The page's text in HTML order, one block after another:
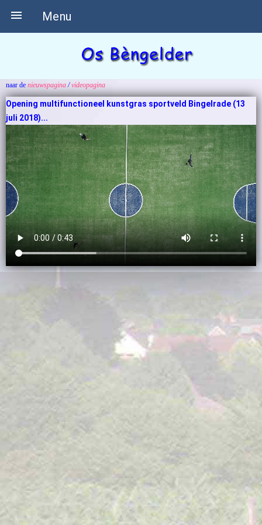
Menu

naar de nieuwspagina/videopagina
Opening multifunctioneel kunstgras sportveld Bingelrade (13
juli 2018)...